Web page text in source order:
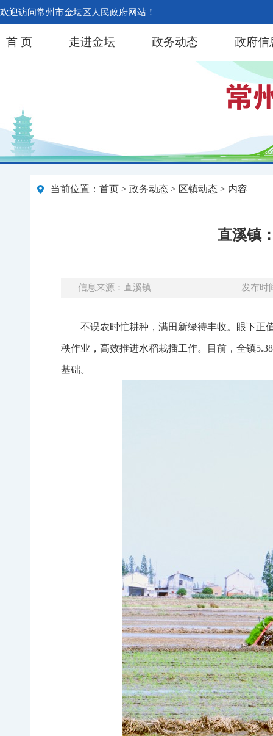
欢迎访问常州市金坛区人民政府网站！
首 页 走进金坛 政务动态 政府信
当前位置： 首页 > 政务动态 > 区镇动态 > 内容
直溪镇
信息来源：直溪镇 发布时
不误农时忙耕种，满田新绿待丰收。眼下正
秧作业，高效推进水稻栽插工作。目前，全镇
基础。